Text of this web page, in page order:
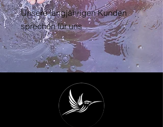
Unsere langjährigen Kunden
sprechen für uns